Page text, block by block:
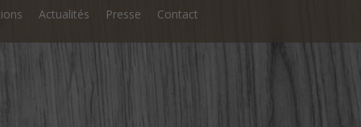
Actualités Presse Contact